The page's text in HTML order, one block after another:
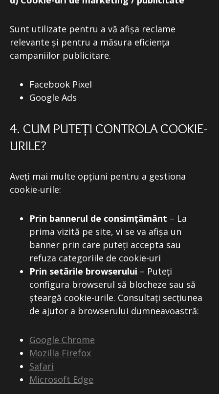
Sunt utilizate pentru a vă afișa reclame
relevante și pentru a măsura eficiența
campaniilor publicitare.
Facebook Pixel
Google Ads
4. CUM PUTEȚI CONTROLA COOKIE-
URILE?
Aveți mai multe opțiuni pentru a gestiona
cookie-urile:
Prin bannerul de consimțământ – La
prima vizită pe site, vi se va afișa un
banner prin care puteți accepta sau
refuza categoriile de cookie-uri
Prin setările browserului – Puteți
configura browserul să blocheze sau să
șteargă cookie-urile. Consultați secțiunea
de ajutor a browserului dumneavoastră:
Google Chrome
Mozilla Firefox
Safari
Microsoft Edge